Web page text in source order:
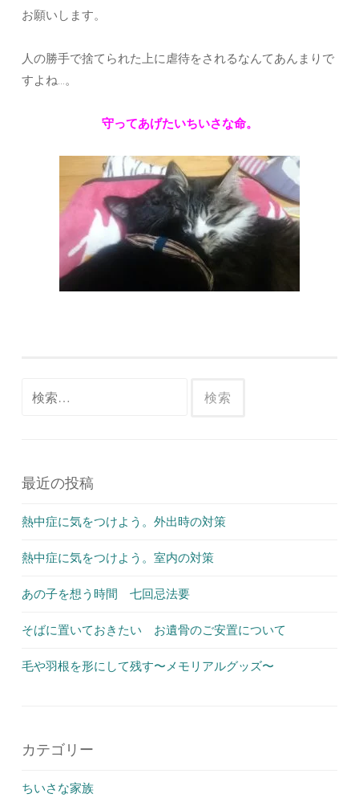
お願いします。
人の勝手で捨てられた上に虐待をされるなんてあんまりで
すよね…。
守ってあげたいちいさな命。
最近の投稿
熱中症に気をつけよう。外出時の対策
熱中症に気をつけよう。室内の対策
あの子を想う時間 七回忌法要
そばに置いておきたい お遺骨のご安置について
毛や羽根を形にして残す〜メモリアルグッズ〜
カテゴリー
ちいさな家族